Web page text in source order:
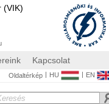
(VIK)
Kapcsolat
Oldaltérkép | HU | EN